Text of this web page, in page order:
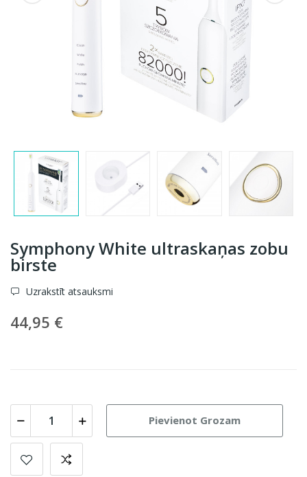
Symphony White ultraskaņas zobu
birste
Uzrakstīt atsauksmi
44,95 €
Pievienot Grozam